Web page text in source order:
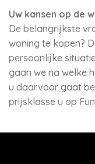
Uw kansen op de
De belangrijkste
woning te kopen?
persoonlijke
gaan we na welke
u daarvoor gaat
prijsklasse u op